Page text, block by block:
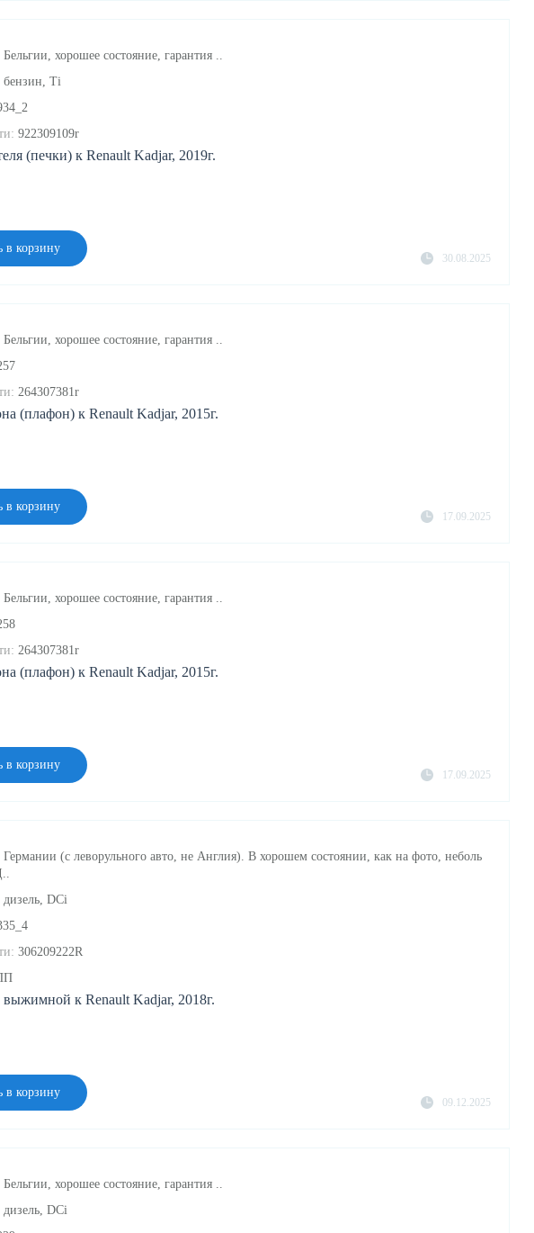
(печки) к Renault Kadjar, 2019г.
хорошее состояние, гарантия ..
Ti
922309109r
30.08.2025
в корзину
(плафон) к Renault Kadjar, 2015г.
хорошее состояние, гарантия ..
264307381r
17.09.2025
в корзину
(плафон) к Renault Kadjar, 2015г.
хорошее состояние, гарантия ..
264307381r
17.09.2025
в корзину
к Renault Kadjar, 2018г.
(с леворульного авто, не Англия). В хорошем состоянии, как на фото, неболь
DCi
306209222R
09.12.2025
в корзину
хорошее состояние, гарантия ..
DCi